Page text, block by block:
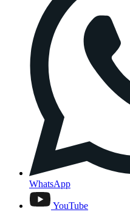
WhatsApp
YouTube